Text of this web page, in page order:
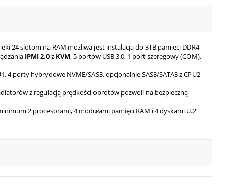
24 slotom na RAM możliwa jest instalacja do 3TB pamięci DDR4-
IPMI2.0z KVM, 5 portów USB 3.0, 1 port szeregowy (COM),
4 porty hybrydowe NVME/SAS3, opcjonalnie SAS3/SATA3 z CPU2
z regulacją prędkości obrotów pozwoli na bezpieczną
2 procesorami, 4 modułami pamięci RAM i 4 dyskami U.2